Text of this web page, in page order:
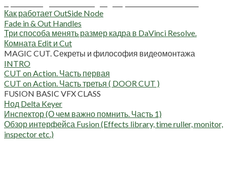
Как работает OutSide Node
Fade in & Out Handles
Три способа менять размер кадра в DaVinci Resolve.
Комната Edit и Cut
MAGIC CUT. Секреты и философия видеомонтажа
INTRO
CUT on Action. Часть первая
CUT on Action. Часть третья ( DOOR CUT )
FUSION BASIC VFX CLASS
Нод Delta Keyer
Инспектор (О чем важно помнить. Часть 1)
Обзор интерфейса Fusion (Effects library, time ruller, monitor,
inspector etc.)